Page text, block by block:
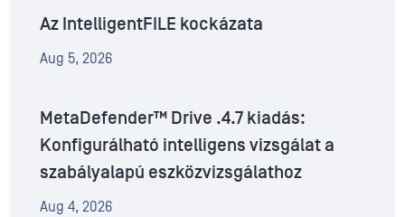
Az IntelligentFILE kockázata
Aug 5, 2026
MetaDefender™ Drive .4.7 kiadás:
Konfigurálható intelligens vizsgálat a
szabályalapú eszközvizsgálathoz
Aug 4, 2026